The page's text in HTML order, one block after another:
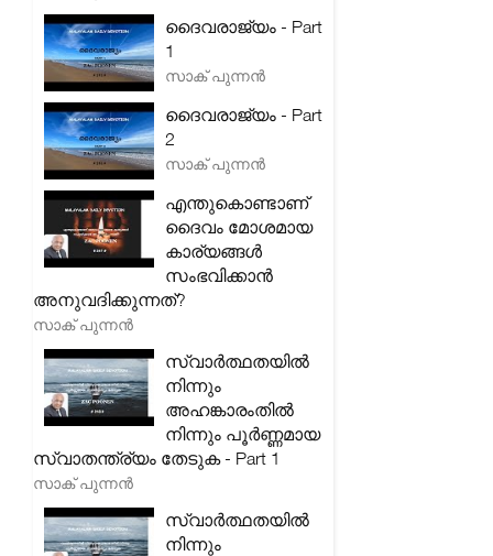
ദൈവരാജ്യം - Part
1
സാക് പുന്നൻ
ദൈവരാജ്യം - Part
2
സാക് പുന്നൻ
എന്തുകൊണ്ടാണ്
ദൈവം മോശമായ
കാര്യങ്ങൾ
സംഭവിക്കാൻ
അനുവദിക്കുന്നത്?
സാക് പുന്നൻ
സ്വാർത്ഥതയിൽ
നിന്നും
അഹങ്കാരംതിൽ
നിന്നും പൂർണ്ണമായ
സ്വാതന്ത്ര്യം തേടുക - Part 1
സാക് പുന്നൻ
സ്വാർത്ഥതയിൽ
നിന്നും